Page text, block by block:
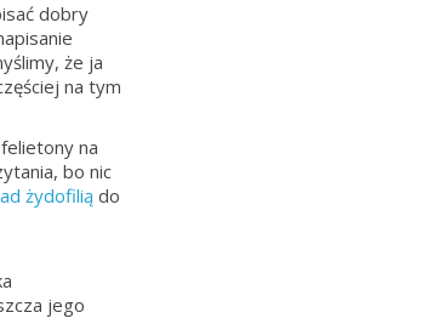
dobry
że ja
na tym
na
bo nic
żydofiliądo
jego